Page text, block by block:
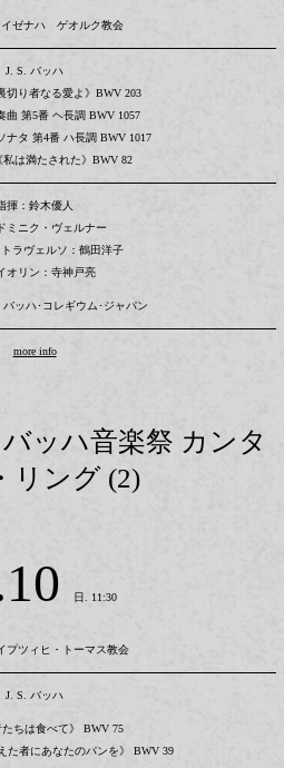
イゼナハ ゲオルク教会
J. S. バッハ
切り者なる愛よ》BWV 203
曲 第5番 ヘ長調 BWV 1057
ナタ 第4番 ハ長調 BWV 1017
私は満たされた》BWV 82
揮：鈴木優人
ミニク・ヴェルナー
ラヴェルソ：鶴田洋子
オリン：寺神戸亮
ッハ･コレギウム･ジャパン
more info
ッハ音楽祭 カンタ
リング (2)
日. 11:30
プツィヒ・トーマス教会
J. S. バッハ
たちは食べて》 BWV 75
た者にあなたのパンを》 BWV 39